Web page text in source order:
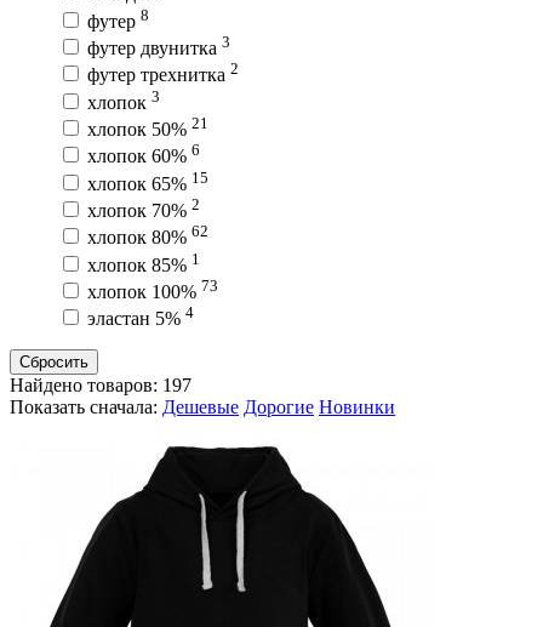
футер 8
футер двунитка 3
футер трехнитка 2
хлопок 3
хлопок 50% 21
хлопок 60% 6
хлопок 65% 15
хлопок 70% 2
хлопок 80% 62
хлопок 85% 1
хлопок 100% 73
эластан 5% 4
Сбросить
Найдено товаров: 197
Показать сначала: Дешевые Дорогие Новинки